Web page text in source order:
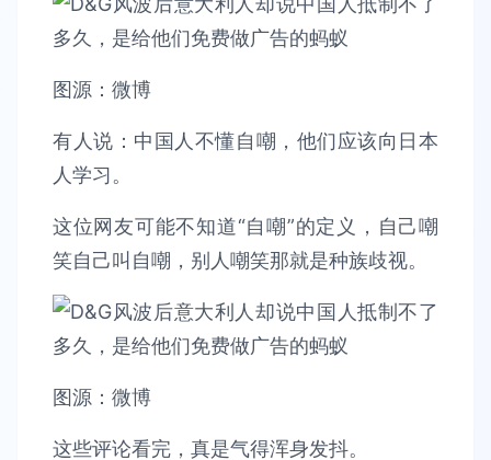
图源：微博
有人说：中国人不懂自嘲，他们应该向日本
人学习。
这位网友可能不知道“自嘲”的定义，自己嘲
笑自己叫自嘲，别人嘲笑那就是种族歧视。
图源：微博
这些评论看完，真是气得浑身发抖。